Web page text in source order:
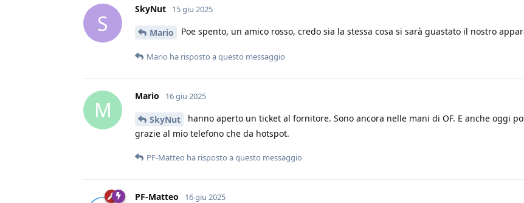
S
SkyNut 15 giu 2025
Mario Poe spento, un amico rosso, credo sia la stessa cosa si sarà guastato il nostro
Mario ha risposto a questo messaggio
M
Mario 16 giu 2025
SkyNut
hanno aperto un ticket al fornitore. Sono ancora nelle mani di OF. E anche oggi
grazie al mio telefono che da hotspot.
PF-Matteo ha risposto a questo messaggio
PF-Matteo 16 giu 2025